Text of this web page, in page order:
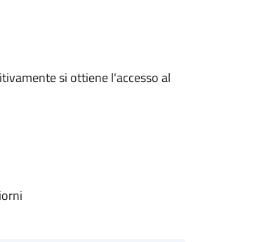
si ottiene l'accesso al